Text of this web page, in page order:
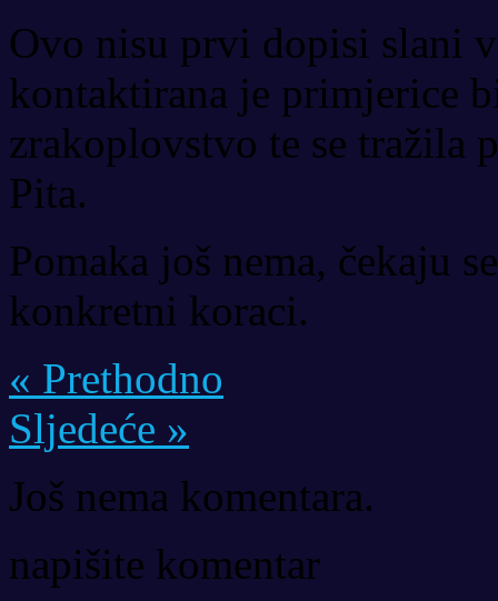
Ovo nisu prvi dopisi slani
kontaktirana je primjerice
zrakoplovstvo te se tražila
Pita.
Pomaka još nema, čekaju
konkretni koraci.
« Prethodno
Sljedeće »
Još nema komentara.
napišite komentar